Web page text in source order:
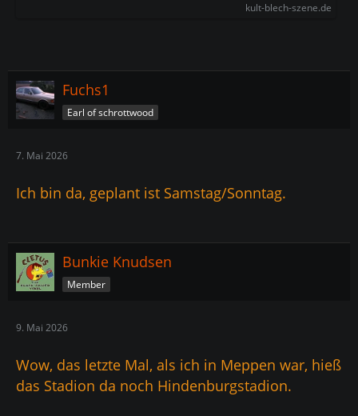
kult-blech-szene.de
Fuchs1
Earl of schrottwood
7. Mai 2026
Ich bin da, geplant ist Samstag/Sonntag.
Bunkie Knudsen
Member
9. Mai 2026
Wow, das letzte Mal, als ich in Meppen war, hieß
das Stadion da noch Hindenburgstadion.